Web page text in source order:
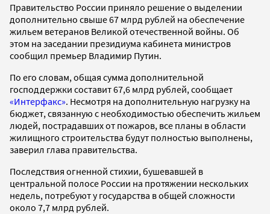
Правительство России приняло решение о выделении
дополнительно свыше 67 млрд рублей на обеспечение
жильем ветеранов Великой отечественной войны. Об
этом на заседании президиума кабинета министров
сообщил премьер Владимир Путин.
По его словам, общая сумма дополнительной
господдержки составит 67,6 млрд рублей, сообщает
«Интерфакс». Несмотря на дополнительную нагрузку на
бюджет, связанную с необходимостью обеспечить жильем
людей, пострадавших от пожаров, все планы в области
жилищного строительства будут полностью выполнены,
заверил глава правительства.
Последствия огненной стихии, бушевавшей в
центральной полосе России на протяжении нескольких
недель, потребуют у государства в общей сложности
около 7,7 млрд рублей.